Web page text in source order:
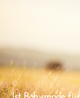
Ist Babymode